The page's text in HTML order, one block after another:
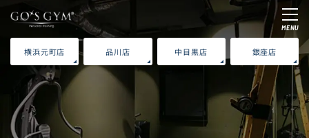
MENU
横浜元町店 品川店 中目黒店 銀座店